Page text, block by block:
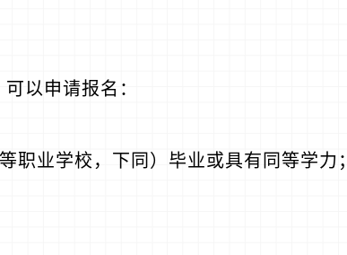
以申请报名：
职业学校，下同）毕业或具有同等学力；